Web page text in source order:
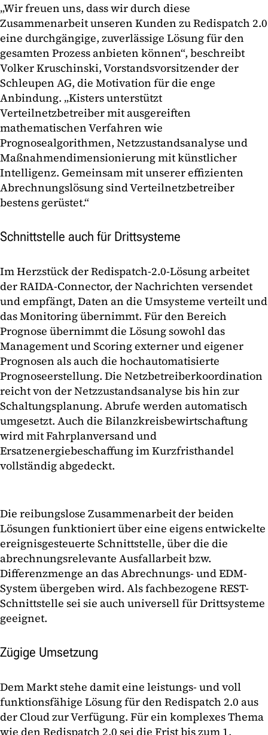
„Wir freuen uns, dass wir durch diese
Zusammenarbeit unseren Kunden zu Redispatch 2.0
eine durchgängige, zuverlässige Lösung für den
gesamten Prozess anbieten können“, beschreibt
Volker Kruschinski, Vorstandsvorsitzender der
Schleupen AG, die Motivation für die enge
Anbindung. „Kisters unterstützt
Verteilnetzbetreiber mit ausgereiften
mathematischen Verfahren wie
Prognosealgorithmen, Netzzustandsanalyse und
Maßnahmendimensionierung mit künstlicher
Intelligenz. Gemeinsam mit unserer effizienten
Abrechnungslösung sind Verteilnetzbetreiber
bestens gerüstet.“
Schnittstelle auch für Drittsysteme
Im Herzstück der Redispatch-2.0-Lösung arbeitet
der RAIDA-Connector, der Nachrichten versendet
und empfängt, Daten an die Umsysteme verteilt und
das Monitoring übernimmt. Für den Bereich
Prognose übernimmt die Lösung sowohl das
Management und Scoring externer und eigener
Prognosen als auch die hochautomatisierte
Prognoseerstellung. Die Netzbetreiberkoordination
reicht von der Netzzustandsanalyse bis hin zur
Schaltungsplanung. Abrufe werden automatisch
umgesetzt. Auch die Bilanzkreisbewirtschaftung
wird mit Fahrplanversand und
Ersatzenergiebeschaffung im Kurzfristhandel
vollständig abgedeckt.
Die reibungslose Zusammenarbeit der beiden
Lösungen funktioniert über eine eigens entwickelte
ereignisgesteuerte Schnittstelle, über die die
abrechnungsrelevante Ausfallarbeit bzw.
Differenzmenge an das Abrechnungs- und EDM-
System übergeben wird. Als fachbezogene REST-
Schnittstelle sei sie auch universell für Drittsysteme
geeignet.
Zügige Umsetzung
Dem Markt stehe damit eine leistungs- und voll
funktionsfähige Lösung für den Redispatch 2.0 aus
der Cloud zur Verfügung. Für ein komplexes Thema
wie den Redispatch 2.0 sei die Frist bis zum 1.